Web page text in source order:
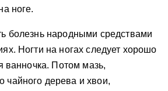
ноге.
болезнь народными средствами
Ногти на ногах следует хорошо
ванночка. Потом мазь,
дерева и хвои,